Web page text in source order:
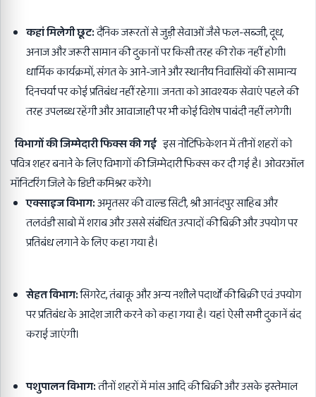
कहां मिलेगी छूट:दैनिक जरूरतों से जुड़ी सेवाओं जैसे फल-सब्जी, दूध,
अनाज और जरूरी सामान की दुकानों पर किसी तरह की रोक नहीं होगी।
धार्मिक कार्यक्रमों, संगत के आने-जाने और स्थानीय निवासियों की सामान्य
दिनचर्या पर कोई प्रतिबंध नहीं रहेगा। जनता को आवश्यक सेवाएं पहले की
तरह उपलब्ध रहेंगी और आवाजाही पर भी कोई विशेष पाबंदी नहीं लगेगी।
विभागों की जिम्मेदारी फिक्स की गईइस नोटिफिकेशन में तीनों शहरों को
पवित्र शहर बनाने के लिए विभागों की जिम्मेदारी फिक्स कर दी गई है। ओवरऑल
मॉनिटरिंग जिले के डिप्टी कमिश्नर करेंगे।
एक्साइज विभाग:अमृतसर की वाल्ड सिटी, श्री आनंदपुर साहिब और
तलवंडी साबो में शराब और उससे संबंधित उत्पादों की बिक्री और उपयोग पर
प्रतिबंध लगाने के लिए कहा गया है।
सेहत विभाग:सिगरेट, तंबाकू और अन्य नशीले पदार्थों की बिक्री एवं उपयोग
पर प्रतिबंध के आदेश जारी करने को कहा गया है। यहां ऐसी सभी दुकानें बंद
कराई जाएंगी।
पशुपालन विभाग:तीनों शहरों में मांस आदि की बिक्री और उसके इस्तेमाल